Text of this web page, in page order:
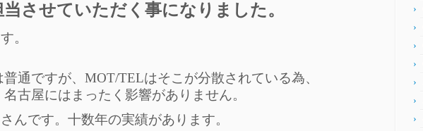
させていただく事になりました。
。
通ですが、MOT/TELはそこが分散されている為、
古屋にはまったく影響がありません。
んです。十数年の実績があります。